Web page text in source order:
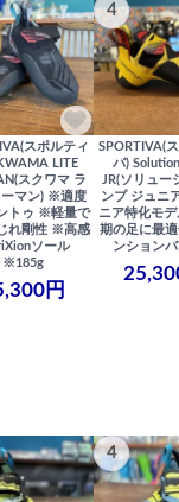
スポルティ
LITE
スクワマ ラ
ーマン) ※適度
トゥ ※軽量で
れ剛性 ※高感
ソール
※185g
円
4
SPORTIVA(
バ)
JR(ソリュー
ンプ ジュニ
ニア特化モ
期の足に最
ンション
4